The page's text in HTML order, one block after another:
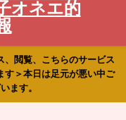
オネエ的
、閲覧、こちらのサービス
す＞本日は足元が悪い中ご
ます。